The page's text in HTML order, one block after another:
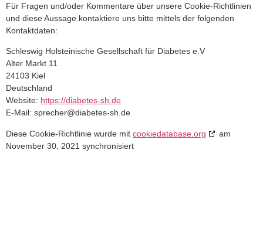
Für Fragen und/oder Kommentare über unsere Cookie-Richtlinien
und diese Aussage kontaktiere uns bitte mittels der folgenden
Kontaktdaten:
Schleswig Holsteinische Gesellschaft für Diabetes e.V
Alter Markt 11
24103 Kiel
Deutschland
Website: https://diabetes-sh.de
E-Mail: ed.hs-setebaid@rehcerps
Diese Cookie-Richtlinie wurde mit cookiedatabase.org
am
November 30, 2021 synchronisiert